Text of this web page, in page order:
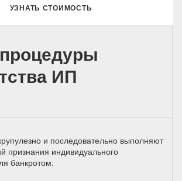
УЗНАТЬ СТОИМОСТЬ
ИП
и последовательно выполняют
признания индивидуального
банкротом: